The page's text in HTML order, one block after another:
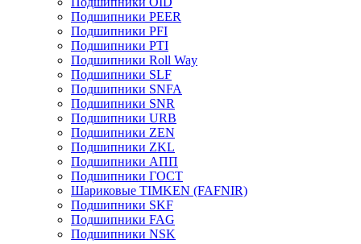
Подшипники PEER
Подшипники PFI
Подшипники PTI
Подшипники Roll Way
Подшипники SLF
Подшипники SNFA
Подшипники SNR
Подшипники URB
Подшипники ZEN
Подшипники ZKL
Подшипники АПП
Подшипники ГОСТ
Шариковые ТІMKEN (FAFNIR)
Подшипники SKF
Подшипники FAG
Подшипники NSK